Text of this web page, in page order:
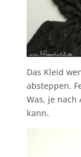
Das Kleid
absteppen.
Was, je nach
kann.